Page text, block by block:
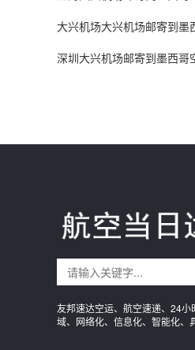
大兴机场大兴机场邮寄到
深圳大兴机场邮寄到墨西
友邦速达空运、航空速递、24
域、网络化、信息化、智能化、